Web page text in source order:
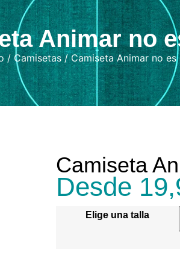
Animar no
/ Camisetas / Camiseta Animar no es
Camiseta
Desde
Elige una talla